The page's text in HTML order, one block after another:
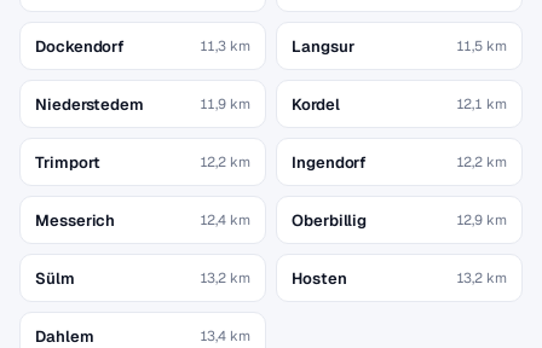
Dockendorf 11,3 km Langsur 11,5 km
Niederstedem 11,9 km Kordel 12,1 km
Trimport 12,2 km Ingendorf 12,2 km
Messerich 12,4 km Oberbillig 12,9 km
Sülm 13,2 km Hosten 13,2 km
Dahlem 13,4 km